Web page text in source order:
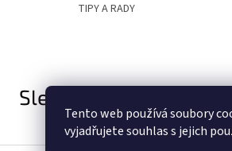
Tento web používá soubory
vyjadřujete souhlas s jejich
TIPY A RADY
Sledujte nás na